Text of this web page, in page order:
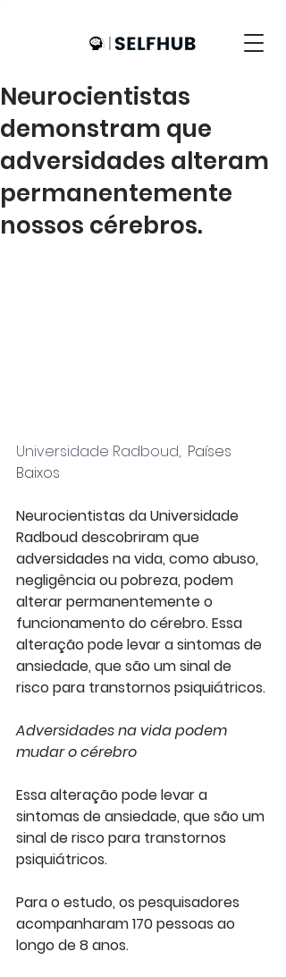
Neurocientistas
demonstram que
adversidades alteram
permanentemente
nossos cérebros.
Universidade Radboud, Países
Baixos
Neurocientistas da Universidade
Radboud descobriram que
adversidades na vida, como abuso,
negligência ou pobreza, podem
alterar permanentemente o
funcionamento do cérebro. Essa
alteração pode levar a sintomas de
ansiedade, que são um sinal de
risco para transtornos psiquiátricos.
Adversidades na vida podem
mudar o cérebro
Essa alteração pode levar a
sintomas de ansiedade, que são um
sinal de risco para transtornos
psiquiátricos.
Para o estudo, os pesquisadores
acompanharam 170 pessoas ao
longo de 8 anos.